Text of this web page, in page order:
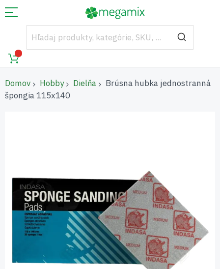
Domov Hobby Dielňa
Brúsna hubka jednostranná
špongia 115x140